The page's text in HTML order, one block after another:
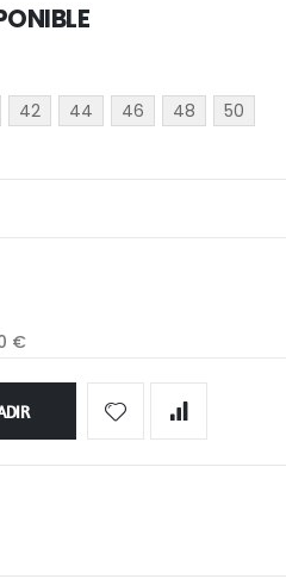
42 44 46 48
50
€